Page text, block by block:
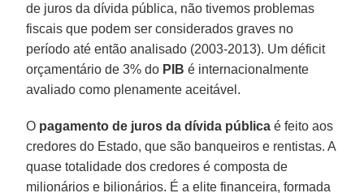
de juros da dívida pública, não tivemos problemas
fiscais que podem ser considerados graves no
período até então analisado (2003-2013). Um déficit
orçamentário de 3% do PIB é internacionalmente
avaliado como plenamente aceitável.
O pagamento de juros da dívida pública é feito aos
credores do Estado, que são banqueiros e rentistas. A
quase totalidade dos credores é composta de
milionários e bilionários. É a elite financeira, formada